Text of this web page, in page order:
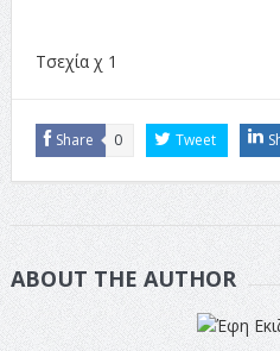
Τσεχία χ 1
Share 0 Tweet
ABOUT THE AUTHOR